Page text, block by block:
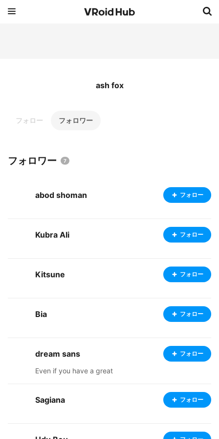
ash fox
フォロー フォロワー
フォロワー 7
abod shoman フォロー
Kubra Ali フォロー
Kitsune フォロー
Bia フォロー
dream sans フォロー
Even if you have a great
Sagiana フォロー